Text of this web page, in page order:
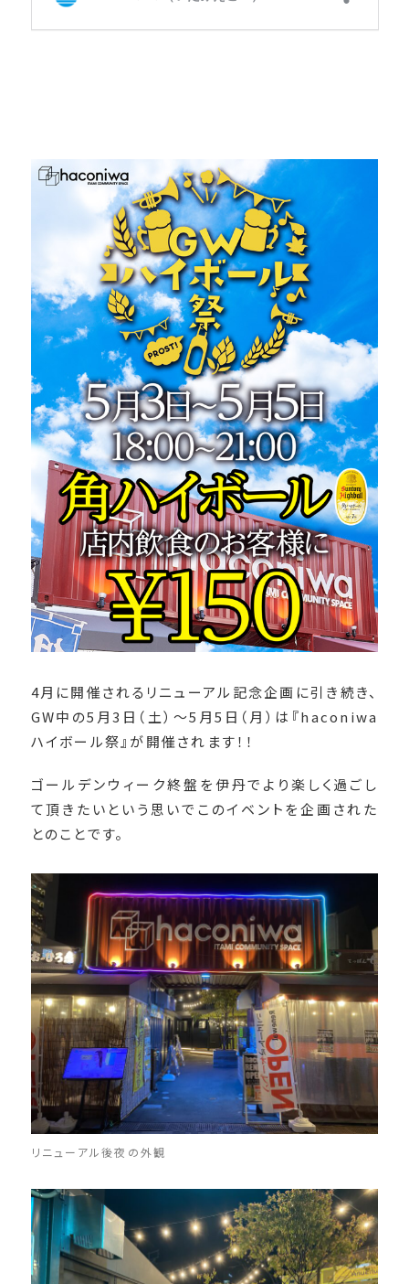
4月に開催されるリニューアル記念企画に引き続き、
GW中の5月3日（土）〜5月5日（月）は『haconiwa
ハイボール祭』が開催されます！！
ゴールデンウィーク終盤を伊丹でより楽しく過ごし
て頂きたいという思いでこのイベントを企画された
とのことです。
リニューアル後夜の外観